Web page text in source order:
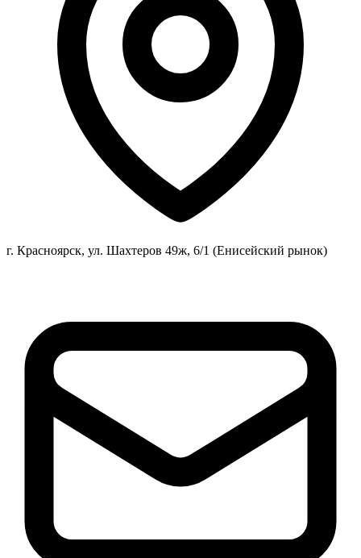
г. Красноярск, ул. Шахтеров 49ж, 6/1 (Енисейский рынок)